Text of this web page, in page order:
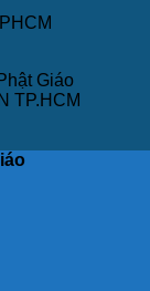
Giáo
TP.HCM